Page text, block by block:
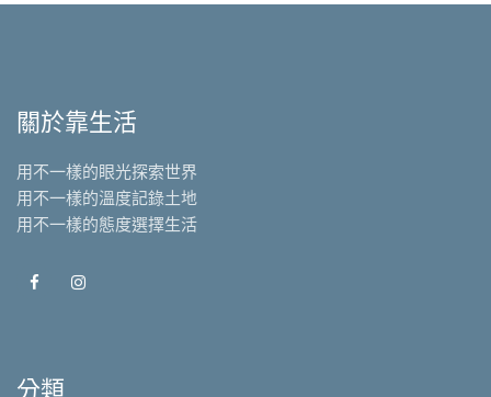
關於靠生活
用不一樣的眼光探索世界
用不一樣的溫度記錄土地
用不一樣的態度選擇生活
分類